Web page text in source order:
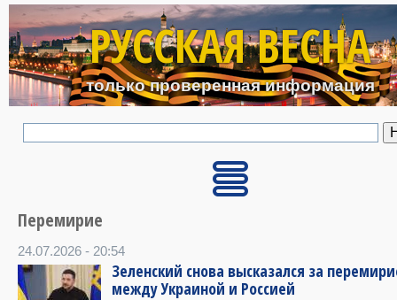
Перейти к основному
РУССКАЯ ВЕСНА
только проверенная информация
Перемирие
24.07.2026 - 20:54
Зеленский снова высказался за
между Украиной и Россией